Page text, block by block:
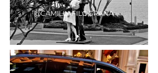
@CAMILLAFILOGRANA